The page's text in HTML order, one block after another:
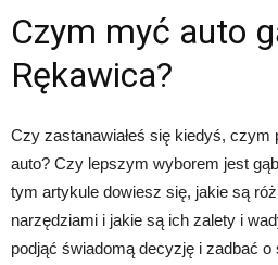
Czym myć auto
Rękawica?
Czy zastanawiałeś się kiedyś, czym
auto? Czy lepszym wyborem jest
tym artykule dowiesz się, jakie są
narzędziami i jakie są ich zalety i
podjąć świadomą decyzję i zadbać